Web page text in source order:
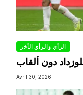
الرأي والرأي الأخر
دون ألقاب
Avril 30, 2026